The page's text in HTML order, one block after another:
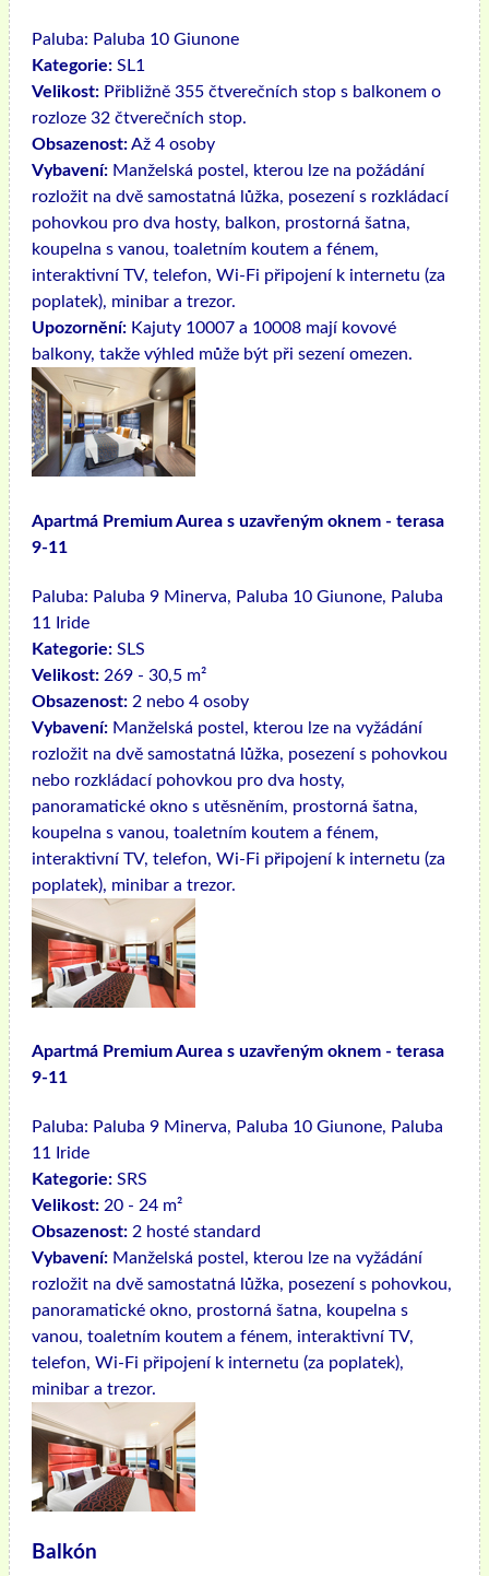
Paluba: Paluba 10 Giunone
Kategorie: SL1
Velikost: Přibližně 355 čtverečních stop s balkonem o
rozloze 32 čtverečních stop.
Obsazenost:Až 4 osoby
Vybavení: Manželská postel, kterou lze na požádání
rozložit na dvě samostatná lůžka, posezení s rozkládací
pohovkou pro dva hosty, balkon, prostorná šatna,
koupelna s vanou, toaletním koutem a fénem, ​​
interaktivní TV, telefon, Wi-Fi připojení k internetu (za
poplatek), minibar a trezor.
Upozornění: Kajuty 10007 a 10008 mají kovové
balkony, takže výhled může být při sezení omezen.
Apartmá Premium Aurea s uzavřeným oknem - terasa
9-11
Paluba: Paluba 9 Minerva, Paluba 10 Giunone, Paluba
11 Iride
Kategorie: SLS
Velikost: 269 - 30,5 m²
Obsazenost: 2 nebo 4 osoby
Vybavení: Manželská postel, kterou lze na vyžádání
rozložit na dvě samostatná lůžka, posezení s pohovkou
nebo rozkládací pohovkou pro dva hosty,
panoramatické okno s utěsněním, prostorná šatna,
koupelna s vanou, toaletním koutem a fénem, ​​
interaktivní TV, telefon, Wi-Fi připojení k internetu (za
poplatek), minibar a trezor.
Apartmá Premium Aurea s uzavřeným oknem - terasa
9-11
Paluba: Paluba 9 Minerva, Paluba 10 Giunone, Paluba
11 Iride
Kategorie: SRS
Velikost: 20 - 24 m²
Obsazenost: 2 hosté standard
Vybavení: Manželská postel, kterou lze na vyžádání
rozložit na dvě samostatná lůžka, posezení s pohovkou,
panoramatické okno, prostorná šatna, koupelna s
vanou, toaletním koutem a fénem, ​​interaktivní TV,
telefon, Wi-Fi připojení k internetu (za poplatek),
minibar a trezor.
Balkón